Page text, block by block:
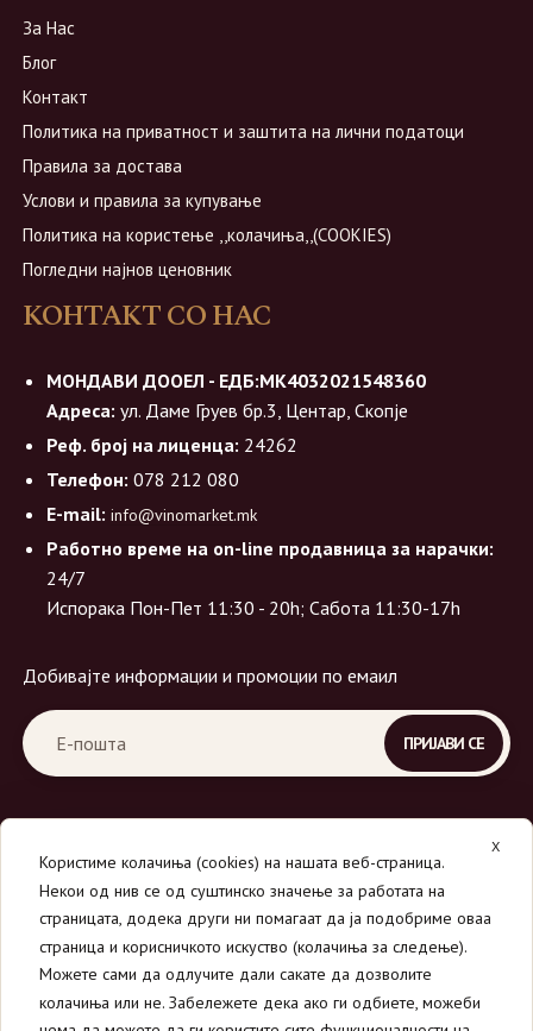
За Нас
Блог
Контакт
Политика на приватност и заштита на лични податоци
Правила за достава
Услови и правила за купување
Политика на користење ,,колачиња,,(COOKIES)
Погледни најнов ценовник
КОНТАКТ СО НАС
МОНДАВИ ДООЕЛ - ЕДБ:МК4032021548360
Адреса: ул. Даме Груев бр.3, Центар, Скопје
Реф. број на лиценца: 24262
Телефон: 078 212 080
E-mail: info@vinomarket.mk
Работно време на on-line продавница за нарачки:
24/7
Испорака Пон-Пет 11:30 - 20h; Сабота 11:30-17h
Добивајте информации и промоции по емаил
© 2026Вино Маркет - МОНДАВИ ДООЕЛ.
Сите права се задржани.
X
Користиме колачиња (cookies) на нашата веб-страница.
Некои од нив се од суштинско значење за работата на
страницата, додека други ни помагаат да ја подобриме оваа
страница и корисничкото искуство (колачиња за следење).
Можете сами да одлучите дали сакате да дозволите
колачиња или не. Забележете дека ако ги одбиете, можеби